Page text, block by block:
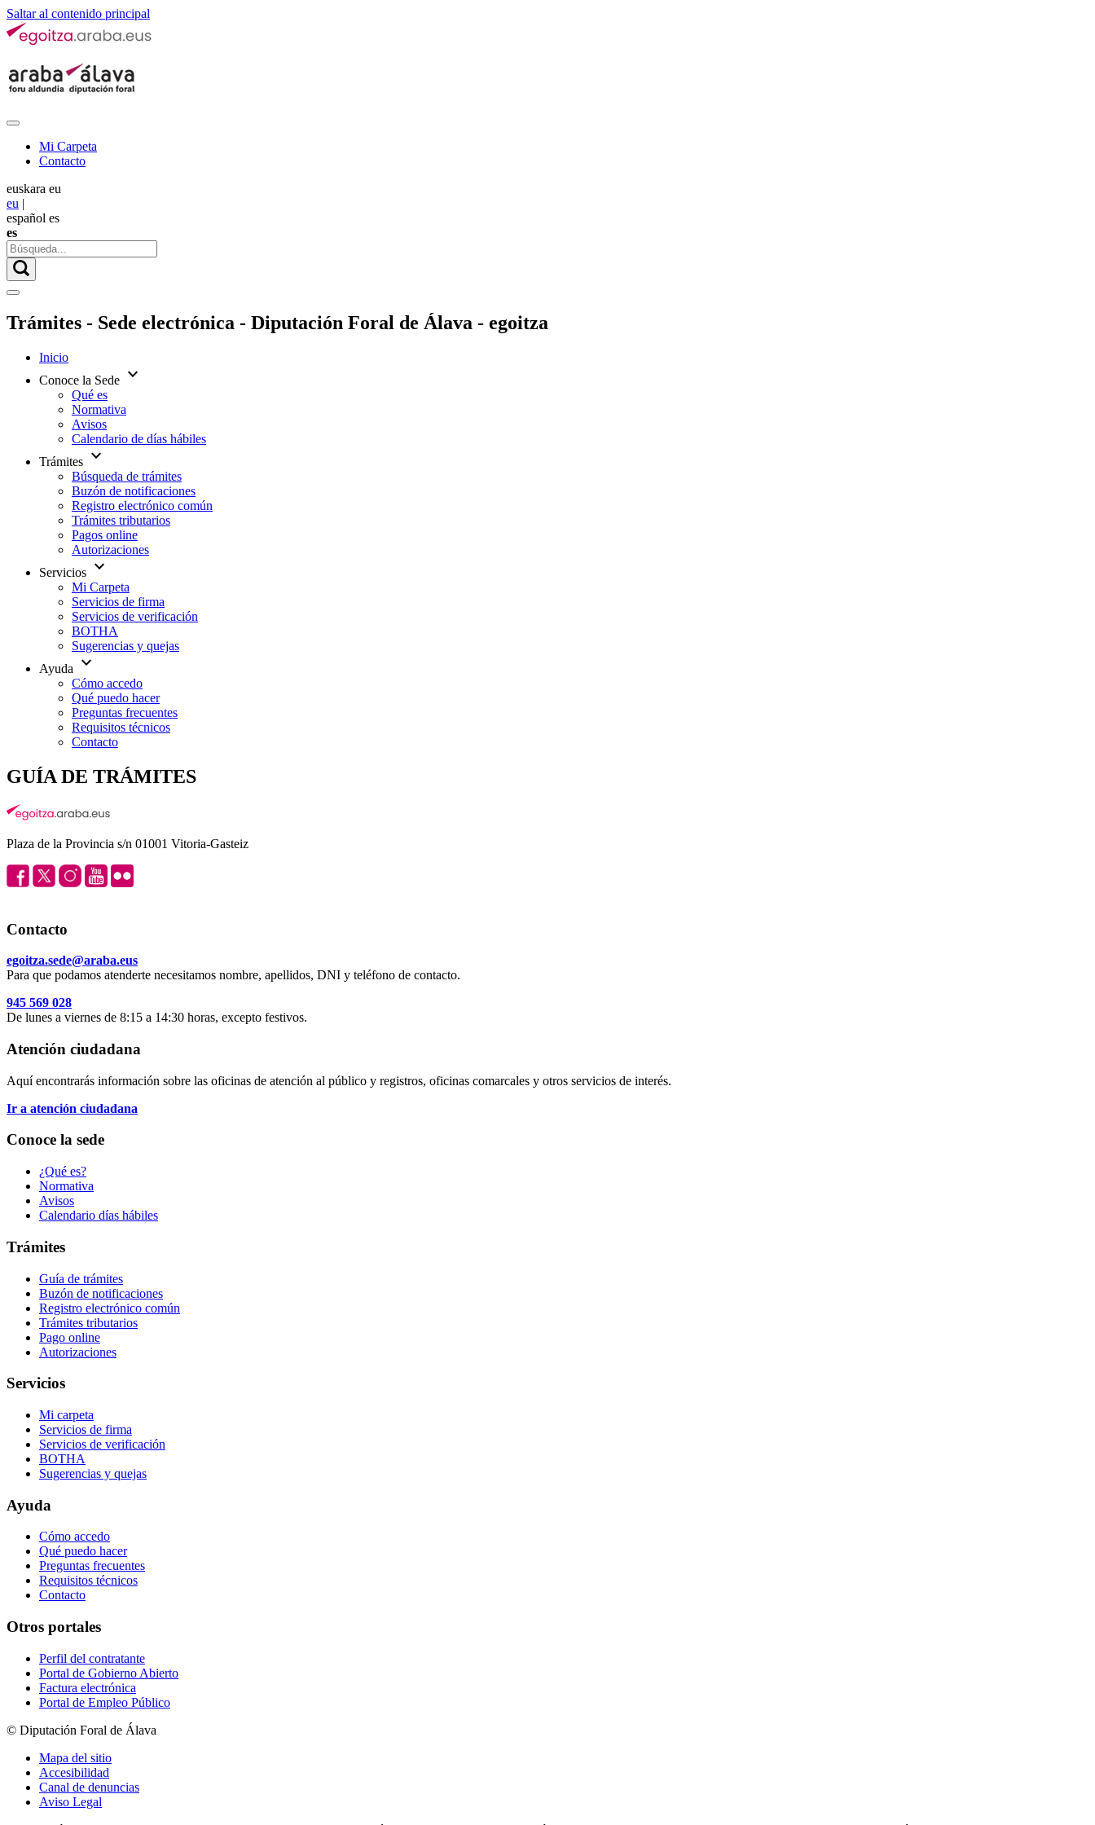
Saltar al contenido principal
Mi Carpeta
Contacto
euskara eu
eu |
español es
es
Trámites - Sede electrónica - Diputación Foral de Álava - egoitza
Inicio
Conoce la Sede expand_more
Qué es
Normativa
Avisos
Calendario de días hábiles
Trámites expand_more
Búsqueda de trámites
Buzón de notificaciones
Registro electrónico común
Trámites tributarios
Pagos online
Autorizaciones
Servicios expand_more
Mi Carpeta
Servicios de firma
Servicios de verificación
BOTHA
Sugerencias y quejas
Ayuda
expand_more
Cómo accedo
Qué puedo hacer
Preguntas frecuentes
Requisitos técnicos
Contacto
GUÍA DE TRÁMITES
Plaza de la Provincia s/n 01001 Vitoria-Gasteiz
Contacto
egoitza.sede@araba.eus
Para que podamos atenderte necesitamos nombre, apellidos, DNI y teléfono de contacto.
945 569 028
De lunes a viernes de 8:15 a 14:30 horas, excepto festivos.
Atención ciudadana
Aquí encontrarás información sobre las oficinas de atención al público y registros, oficinas comarcales y otros servicios de interés.
Ir a atención ciudadana
Conoce la sede
¿Qué es?
Normativa
Avisos
Calendario días hábiles
Trámites
Guía de trámites
Buzón de notificaciones
Registro electrónico común
Trámites tributarios
Pago online
Autorizaciones
Servicios
Mi carpeta
Servicios de firma
Servicios de verificación
BOTHA
Sugerencias y quejas
Ayuda
Cómo accedo
Qué puedo hacer
Preguntas frecuentes
Requisitos técnicos
Contacto
Otros portales
Perfil del contratante
Portal de Gobierno Abierto
Factura electrónica
Portal de Empleo Público
© Diputación Foral de Álava
Mapa del sitio
Accesibilidad
Canal de denuncias
Aviso Legal